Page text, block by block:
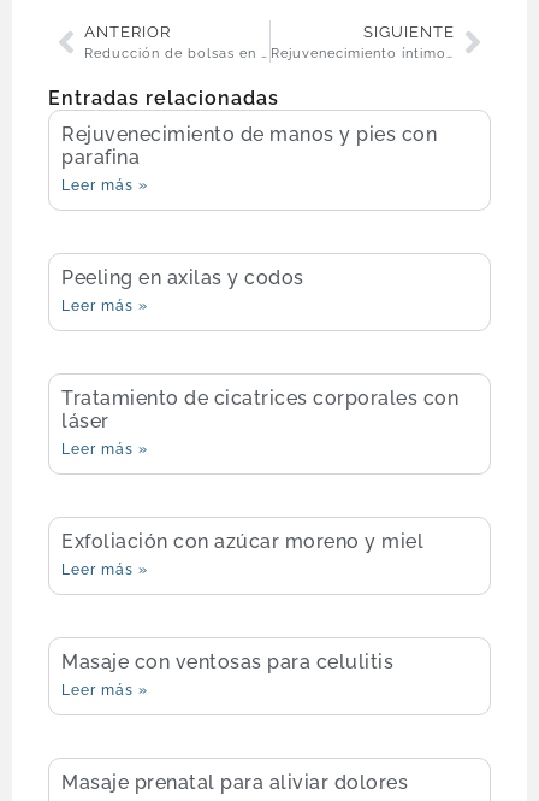
ANTERIOR
Reducción de bolsas en los ojos
SIGUIENTE
Rejuvenecimiento íntimo femenino con láser
Entradas relacionadas
Rejuvenecimiento de manos y pies con
parafina
Leer más »
Peeling en axilas y codos
Leer más »
Tratamiento de cicatrices corporales con
láser
Leer más »
Exfoliación con azúcar moreno y miel
Leer más »
Masaje con ventosas para celulitis
Leer más »
Masaje prenatal para aliviar dolores